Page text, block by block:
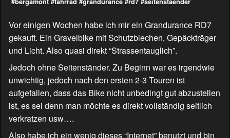
Vor einigen Wochen habe ich mir ein Grandurance RD7
gekauft. Ein Gravelbike mit Schutzblechen, Gepäckträger
und Licht. Also quasi direkt “Strassentauglich”.
Jedoch ohne Seitenständer. Zu Beginn war es irgendwie
unwichtig, jedoch nach den ersten 2-3 Touren ist
aufgefallen, dass das Bike nicht unbedingt gut abzustellen
ist, es sei denn man möchte es direkt vollständig seitlich
verkratzen usw….
Also habe ich ein wenig dieses “Internet” benutzt und bin